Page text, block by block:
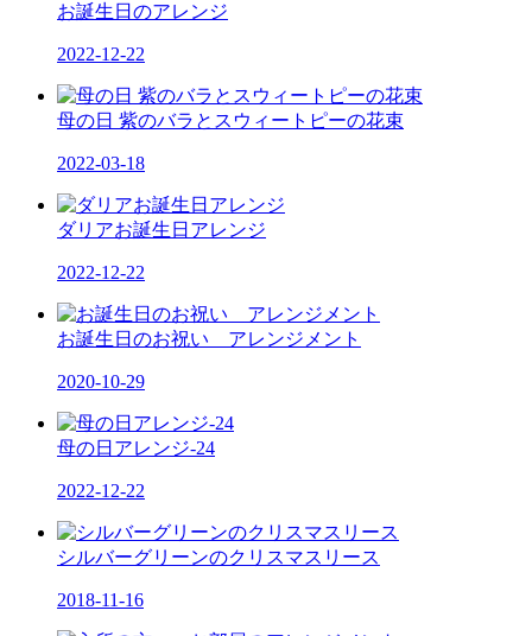
お誕生日のアレンジ
2022-12-22
母の日 紫のバラとスウィートピーの花束
2022-03-18
ダリアお誕生日アレンジ
2022-12-22
お誕生日のお祝い アレンジメント
2020-10-29
母の日アレンジ-24
2022-12-22
シルバーグリーンのクリスマスリース
2018-11-16